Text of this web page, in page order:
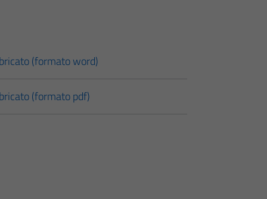
(formato word)
(formato pdf)